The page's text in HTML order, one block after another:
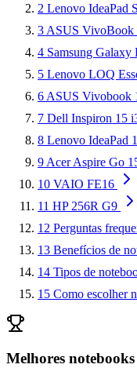
2 Lenovo IdeaPad
3 ASUS VivoBook
4 Samsung Galaxy
5 Lenovo LOQ
6 ASUS Vivobook
7 Dell Inspiron 15
8 Lenovo IdeaPad
9 Acer Aspire Go
10 VAIO FE16
11 HP 256R G9
12 Perguntas
13 Benefícios de
14 Tipos de
15 Como escolher
Melhores